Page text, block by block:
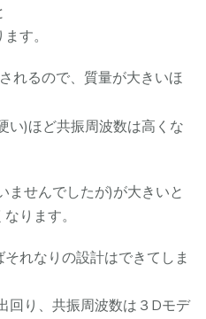
す。
れるので、質量が大きいほ
)ほど共振周波数は高くな
ませんでしたが)が大きいと
ります。
れなりの設計はできてしま
回り、共振周波数は３Dモデ